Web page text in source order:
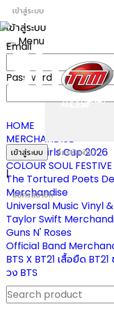
เข้าสู่ระบบ
เข้าสู่ระบบ
Email
Password
เข้าสู่ระบบ ลืมรหัสผ่าน?
|
สมัครสมาชิก
Toggle
Menu
HOME
MERCHANDISE
ผ้าเชียร์ Girls Cup 2026
COLOUR SOUL
The Tortured Poets
Merchandise
Universal Music Vinyl
Taylor Swift
Guns N' Roses
Official Band
BTS X BT21 เสื้อยืด
วง BTS